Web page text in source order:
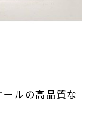
ルの高品質な